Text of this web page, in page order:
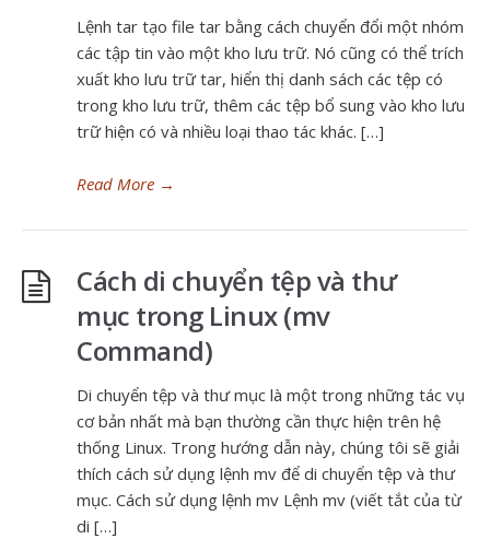
Lệnh tar tạo file tar bằng cách chuyển đổi một nhóm
các tập tin vào một kho lưu trữ. Nó cũng có thể trích
xuất kho lưu trữ tar, hiển thị danh sách các tệp có
trong kho lưu trữ, thêm các tệp bổ sung vào kho lưu
trữ hiện có và nhiều loại thao tác khác. […]
Read More →
Cách di chuyển tệp và thư
mục trong Linux (mv
Command)
Di chuyển tệp và thư mục là một trong những tác vụ
cơ bản nhất mà bạn thường cần thực hiện trên hệ
thống Linux. Trong hướng dẫn này, chúng tôi sẽ giải
thích cách sử dụng lệnh mv để di chuyển tệp và thư
mục. Cách sử dụng lệnh mv Lệnh mv (viết tắt của từ
di […]